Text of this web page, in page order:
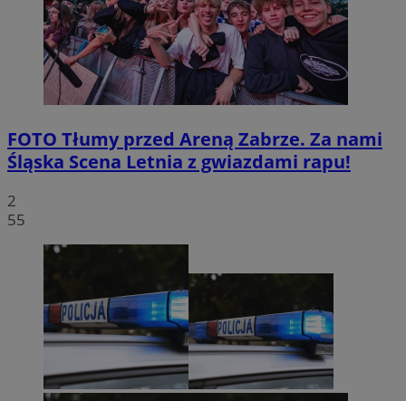
FOTO Tłumy przed Areną Zabrze. Za nami
Śląska Scena Letnia z gwiazdami rapu!
2
55